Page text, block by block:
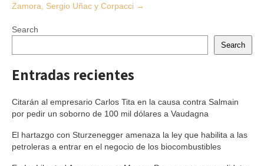
Zamora, Sergio Uñac y Corpacci →
Search
Search
Entradas recientes
Citarán al empresario Carlos Tita en la causa contra Salmain
por pedir un soborno de 100 mil dólares a Vaudagna
El hartazgo con Sturzenegger amenaza la ley que habilita a las
petroleras a entrar en el negocio de los biocombustibles